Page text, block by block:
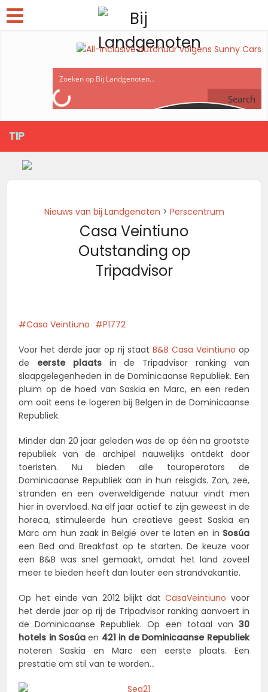
Search
TIP
Nieuws van bij Landgenoten > Perscentrum
Casa Veintiuno
Outstanding op
Tripadvisor
Casa Veintiuno P1772
Voor het derde jaar op rij staat B&B Casa Veintiuno op
de eerste plaatsin de Tripadvisor ranking van
slaapgelegenheden in de Dominicaanse Republiek. Een
pluim op de hoed van Saskia en Marc, en een reden
om ooit eens te logeren bij Belgen in de Dominicaanse
Republiek.
Minder dan 20 jaar geleden was de op één na grootste
republiek van de archipel nauwelijks ontdekt door
toeristen. Nu bieden alle touroperators de
Dominicaanse Republiek aan in hun reisgids. Zon, zee,
stranden en een overweldigende natuur vindt men
hier in overvloed. Na elf jaar actief te zijn geweest in de
horeca, stimuleerde hun creatieve geest Saskia en
Marc om hun zaak in België over te laten en in Sosúa
een Bed and Breakfast op te starten. De keuze voor
een B&B was snel gemaakt, omdat het land zoveel
meer te bieden heeft dan louter een strandvakantie.
Op het einde van 2012 blijkt datCasaVeintiuno voor
het derde jaar op rij de Tripadvisor ranking aanvoert in
de Dominicaanse Republiek. Op een totaal van 30
hotels in Sosúaen 421 in de Dominicaanse Republiek
noteren Saskia en Marc een eerste plaats. Een
prestatie om stil van te worden...